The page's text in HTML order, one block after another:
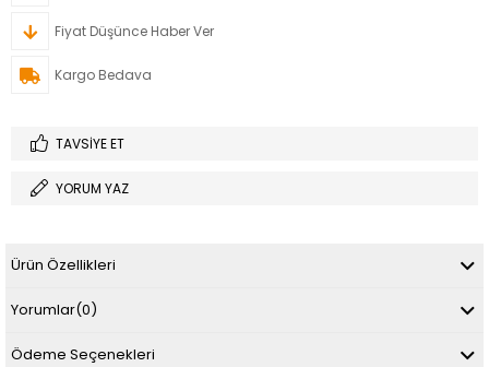
Fiyat Düşünce Haber Ver
Kargo Bedava
TAVSIYE ET
YORUM YAZ
Ürün Özellikleri
Yorumlar(0)
Ödeme Seçenekleri